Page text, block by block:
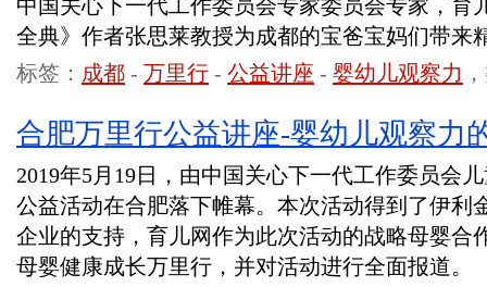
中国关心下一代工作委员会专家委员会专家，育
全典》作者张思莱教授为成都的宝爸宝妈们带来
标签： 成都 - 万里行 - 公益讲座 - 婴幼儿观察力
合肥万里行公益讲座-婴幼儿观察力
2019年5月19日，由中国关心下一代工作委员会
公益活动在合肥落下帷幕。本次活动得到了伊利
企业的支持，育儿网作为此次活动的战略母婴合
母婴健康成长万里行，并对活动进行全面报道。